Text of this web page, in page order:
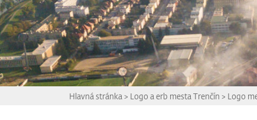
Hlavná stránka > Logo a erb mesta Trenčín > Logo